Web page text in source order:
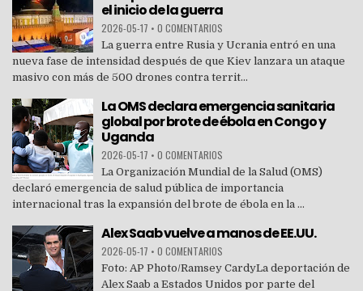
el inicio de la guerra
2026-05-17 • 0 COMENTARIOS
La guerra entre Rusia y Ucrania entró en una
nueva fase de intensidad después de que Kiev lanzara un ataque
masivo con más de 500 drones contra territ...
La OMS declara emergencia sanitaria
global por brote de ébola en Congo y
Uganda
2026-05-17 • 0 COMENTARIOS
La Organización Mundial de la Salud (OMS)
declaró emergencia de salud pública de importancia
internacional tras la expansión del brote de ébola en la ...
Alex Saab vuelve a manos de EE.UU.
2026-05-17 • 0 COMENTARIOS
Foto: AP Photo/Ramsey CardyLa deportación de
Alex Saab a Estados Unidos por parte del